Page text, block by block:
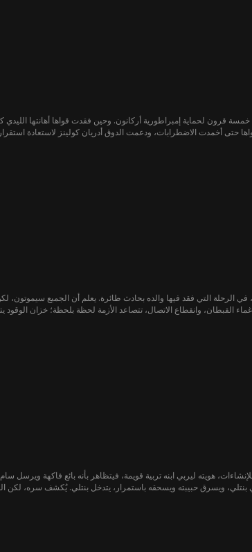
قرون لحماية إمبراطورية أركانون. وحين فقدت قواها أهانتها
في الرحلة التي فقد فيها والده بحادث طائرة. يعلم أن الجميع
هويته ليربي ابنه تربية قويمة، فيتظاهر بأنه بائع فاكهة ويرسل